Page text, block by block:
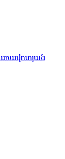
առավոտյան